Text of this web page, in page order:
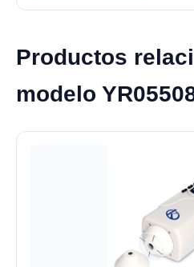
Productos
modelo